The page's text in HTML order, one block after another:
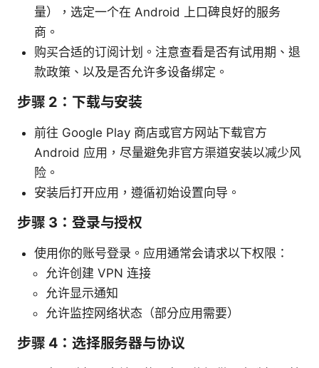
量），选定一个在 Android 上口碑良好的服务
商。
购买合适的订阅计划。注意查看是否有试用期、退
款政策、以及是否允许多设备绑定。
步骤 2：下载与安装
前往 Google Play 商店或官方网站下载官方
Android 应用，尽量避免非官方渠道安装以减少风
险。
安装后打开应用，遵循初始设置向导。
步骤 3：登录与授权
使用你的账号登录。应用通常会请求以下权限：
允许创建 VPN 连接
允许显示通知
允许监控网络状态（部分应用需要）
步骤 4：选择服务器与协议